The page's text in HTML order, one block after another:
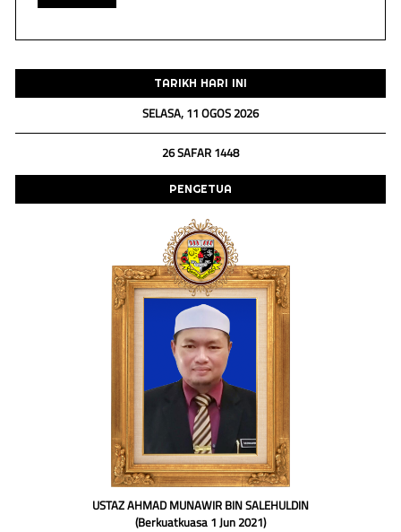
TARIKH HARI INI
SELASA, 11 OGOS 2026
26 SAFAR 1448
PENGETUA
USTAZ AHMAD MUNAWIR BIN SALEHULDIN
(Berkuatkuasa 1 Jun 2021)